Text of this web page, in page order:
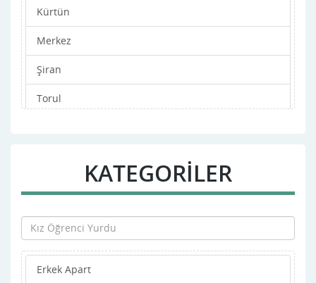
Kürtün
Merkez
Şiran
Torul
KATEGORİLER
Erkek Apart